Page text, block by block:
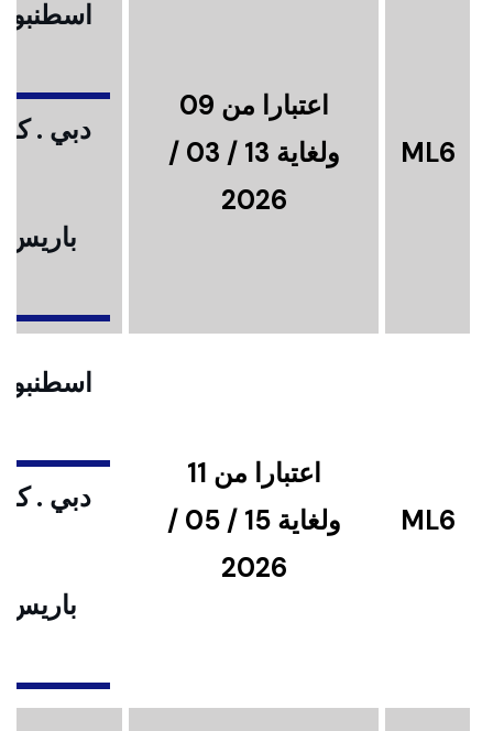
ML6
اعتبارا من 09
ولغاية 13 / 03 /
2026
دبي .
باريس
ML6
اعتبارا من 11
ولغاية 15 / 05 /
2026
دبي .
باريس